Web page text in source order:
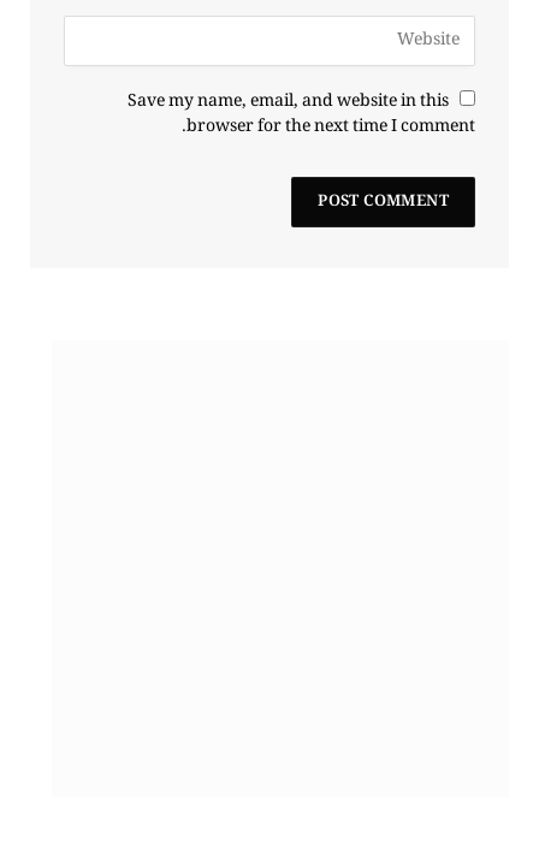
Save my name, email, and website in this
browser for the next time I comment.